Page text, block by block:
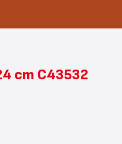
cm C43532